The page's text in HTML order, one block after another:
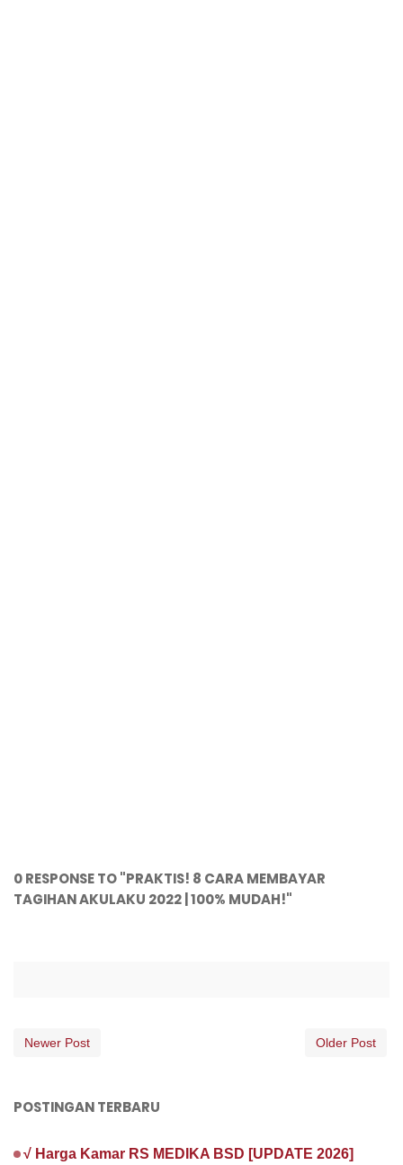
0 RESPONSE TO "PRAKTIS! 8 CARA MEMBAYAR
TAGIHAN AKULAKU 2022 | 100% MUDAH!"
Newer Post Older Post
POSTINGAN TERBARU
√ Harga Kamar RS MEDIKA BSD [UPDATE 2026]